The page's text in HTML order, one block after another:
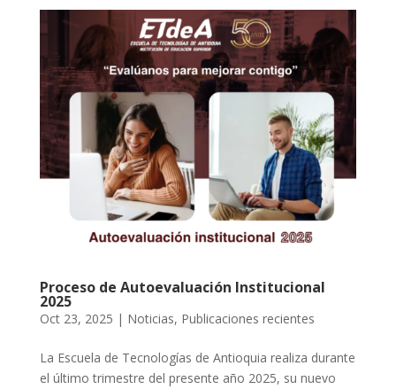
Proceso de Autoevaluación Institucional
2025
Oct 23, 2025 | Noticias, Publicaciones recientes
La Escuela de Tecnologías de Antioquia realiza durante
el último trimestre del presente año 2025, su nuevo